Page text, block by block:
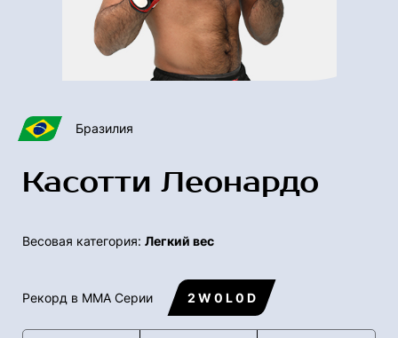
Бразилия
Касотти Леонардо
Весовая категория: Легкий вес
Рекорд в ММА Серии 2 W 0 L 0 D